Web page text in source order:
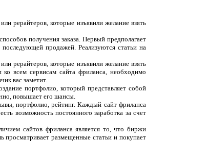
рерайтеров, которые изъявили желание взять
получения заказа. Первый предполагает
последующей продажей. Реализуются статьи на
рерайтеров, которые изъявили желание взять
всем сервисам сайта фриланса, необходимо
вас заметит.
портфолио, который представляет собой
повышает его шансы.
портфолио, рейтинг. Каждый сайт фриланса
возможность постоянного заработка за счет
сайтов фриланса является то, что биржи
просматривает размещенные статьи и покупает